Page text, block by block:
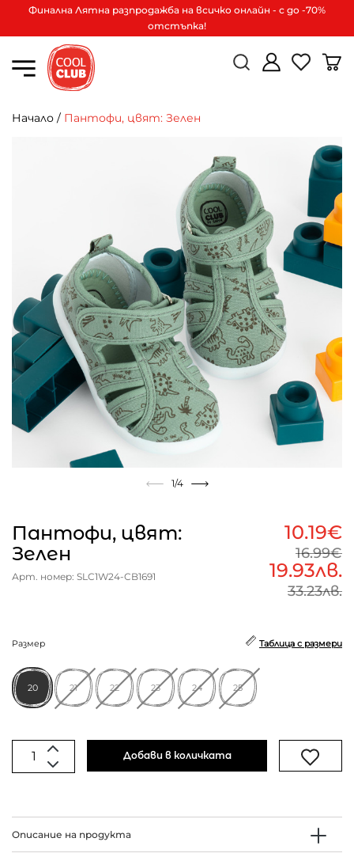
Финална Лятна разпродажба на всичко онлайн - с до -70%
отстъпка!
Начало / Пантофи, цвят: Зелен
1/4
Пантофи, цвят:
Зелен
Арт. номер: SLC1W24-CB1691
10.19€
16.99€
19.93лв.
33.23лв.
Размер Таблица с размери
20 21 22 23 24 25
Добави в количката
Описание на продукта